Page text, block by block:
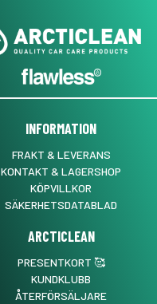
INFORMATION
FRAKT & LEVERANS
KONTAKT & LAGERSHOP
KÖPVILLKOR
SÄKERHETSDATABLAD
ARCTICLEAN
PRESENTKORT 🥰
KUNDKLUBB
ÅTERFÖRSÄLJARE